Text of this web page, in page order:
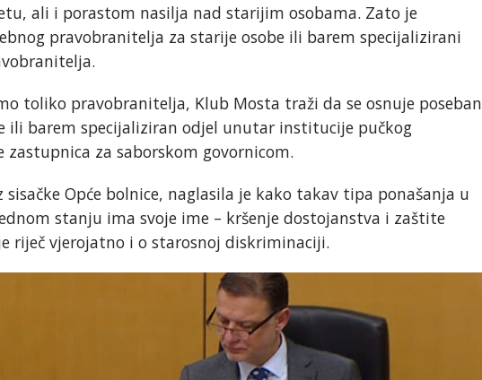
ali i porastom nasilja nad starijim osobama. Zato je
pravobranitelja za starije osobe ili barem specijalizirani
toliko pravobranitelja, Klub Mosta traži da se osnuje poseban
ili barem specijaliziran odjel unutar institucije pučkog
zastupnica za saborskom govornicom.
Opće bolnice, naglasila je kako takav tipa ponašanja u
stanju ima svoje ime – kršenje dostojanstva i zaštite
riječ vjerojatno i o starosnoj diskriminaciji.